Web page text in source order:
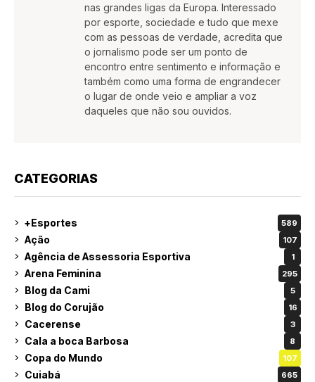
nas grandes ligas da Europa. Interessado
por esporte, sociedade e tudo que mexe
com as pessoas de verdade, acredita que
o jornalismo pode ser um ponto de
encontro entre sentimento e informação e
também como uma forma de engrandecer
o lugar de onde veio e ampliar a voz
daqueles que não sou ouvidos.
CATEGORIAS
+Esportes 589
Ação 107
Agência de Assessoria Esportiva 1
Arena Feminina 295
Blog da Cami 5
Blog do Corujão 16
Cacerense 3
Cala a boca Barbosa 8
Copa do Mundo 107
Cuiabá 665